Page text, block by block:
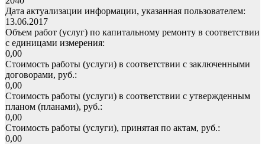
Дата актуализации информации, указанная пользователем:
13.06.2017
Объем работ (услуг) по капитальному ремонту в соответствии
с единицами измерения:
0,00
Стоимость работы (услуги) в соответствии с заключенными
договорами, руб.:
0,00
Стоимость работы (услуги) в соответствии с утвержденным
планом (планами), руб.:
0,00
Стоимость работы (услуги), принятая по актам, руб.:
0,00